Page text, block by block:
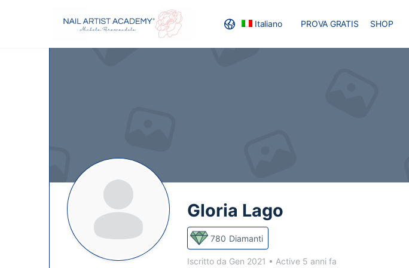
Italiano PROVA GRATIS SHOP
Gloria Lago
780 Diamanti
Iscritto da Gen 2021 • Active 5 anni fa